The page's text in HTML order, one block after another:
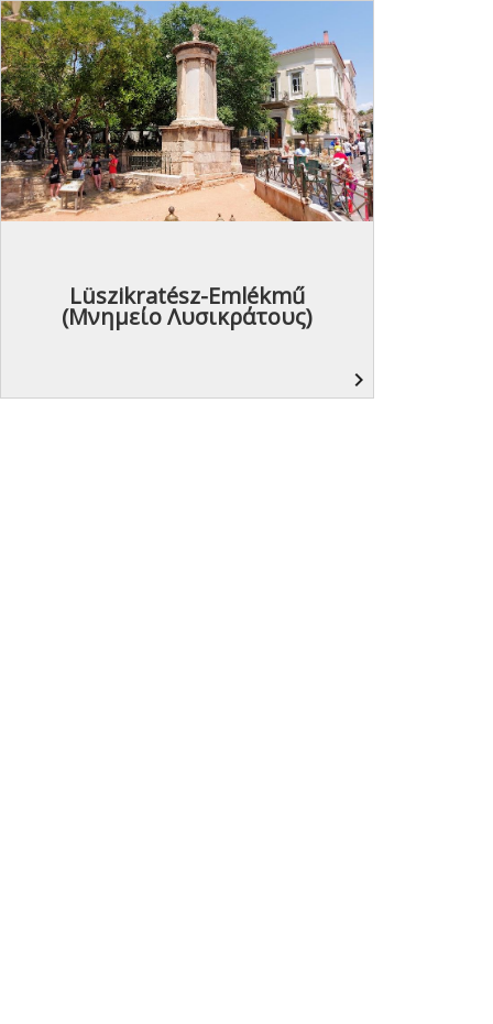
Lüszikratész-Emlékmű
(Μνημείο Λυσικράτους)
navigate_next